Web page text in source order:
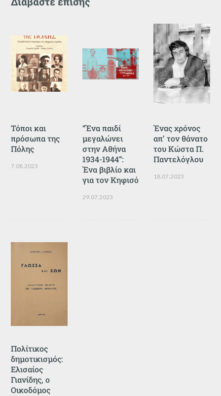
Τόποι και
πρόσωπα της
Πόλης
7.08.2023
“Ένα παιδί
μεγαλώνει
στην Αθήνα
1934-1944”:
Ένα βιβλίο και
για τον Κηφισό
29.07.2023
Ένας χρόνος
απ’ τον θάνατο
του Κώστα Π.
Παντελόγλου
18.07.2023
Πολίτικος
δημοτικισμός:
Ελισαίος
Γιανίδης, ο
Οικοδόμος